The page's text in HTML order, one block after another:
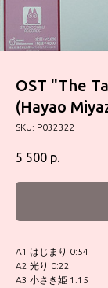
OST "The
(Hayao
SKU: P032322
5 500 р.
A1 はじまり 0:54
A2 光り 0:22
A3 小さき姫 1:15